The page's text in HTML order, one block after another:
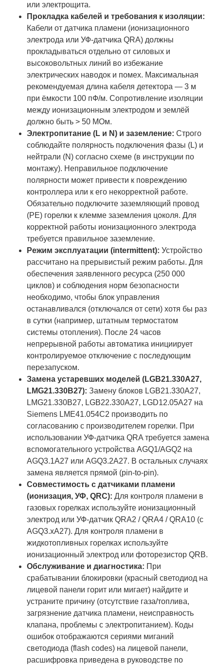
или электрощита.
Прокладка кабелей и требования к изоляции:
Кабели от датчика пламени (ионизационного
электрода или УФ-датчика QRA) должны
прокладываться отдельно от силовых и
высоковольтных линий во избежание
электрических наводок и помех. Максимальная
рекомендуемая длина кабеля детектора — 3 м
при ёмкости 100 пФ/м. Сопротивление изоляции
между ионизационным электродом и землёй
должно быть > 50 МОм.
Электропитание (L и N) и заземление: Строго
соблюдайте полярность подключения фазы (L) и
нейтрали (N) согласно схеме (в инструкции по
монтажу). Неправильное подключение
полярности может привести к повреждению
контроллера или к его некорректной работе.
Обязательно подключите заземляющий провод
(PE) горелки к клемме заземления цоколя. Для
корректной работы ионизационного электрода
требуется правильное заземление.
Режим эксплуатации (intermittent): Устройство
рассчитано на прерывистый режим работы. Для
обеспечения заявленного ресурса (250 000
циклов) и соблюдения норм безопасности
необходимо, чтобы блок управления
останавливался (отключался от сети) хотя бы раз
в сутки (например, штатным термостатом
системы отопления). После 24 часов
непрерывной работы автоматика инициирует
контролируемое отключение с последующим
перезапуском.
Замена устаревших моделей (LGB21.330A27,
LMG21.330B27): Замену блоков LGB21.330A27,
LMG21.330B27, LGB22.330A27, LGD12.05A27 на
Siemens LME41.054C2 производить по
согласованию с производителем горелки. При
использовании УФ-датчика QRA требуется замена
вспомогательного устройства AGQ1/AGQ2 на
AGQ3.1A27 или AGQ3.2A27. В остальных случаях
замена является прямой (pin-to-pin).
Совместимость с датчиками пламени
(ионизация, УФ, QRC): Для контроля пламени в
газовых горелках используйте ионизационный
электрод или УФ-датчик QRA2 / QRA4 / QRA10 (с
AGQ3.xA27). Для контроля пламени в
жидкотопливных горелках используйте
ионизационный электрод или фоторезистор QRB.
Обслуживание и диагностика: При
срабатывании блокировки (красный светодиод на
лицевой панели горит или мигает) найдите и
устраните причину (отсутствие газа/топлива,
загрязнение датчика пламени, неисправность
клапана, проблемы с электропитанием). Коды
ошибок отображаются сериями миганий
светодиода (flash codes) на лицевой панели,
расшифровка приведена в руководстве по